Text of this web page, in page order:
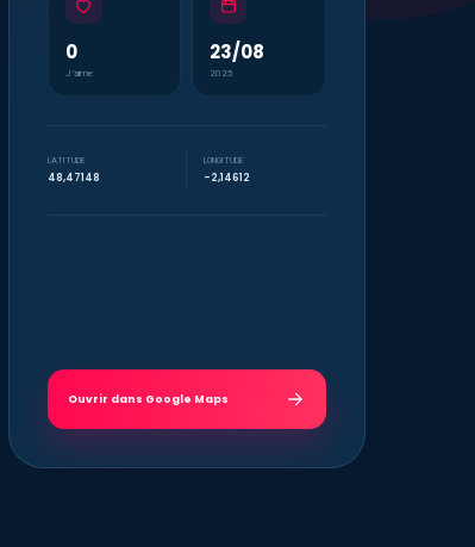
0
J’aime
23/08
2025
LATITUDE
48,47148
LONGITUDE
-2,14612
Ouvrir dans Google Maps